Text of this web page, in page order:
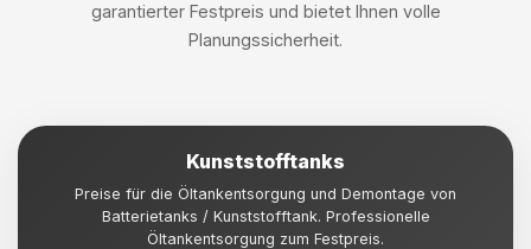
garantierter Festpreis und bietet Ihnen volle
Planungssicherheit.
Kunststofftanks
Preise für die Öltankentsorgung und Demontage von
Batterietanks / Kunststofftank. Professionelle
Öltankentsorgung zum Festpreis.